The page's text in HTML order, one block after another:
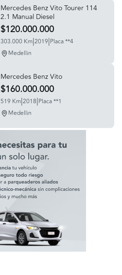
Mercedes Benz Vito Tourer 114
2.1 Manual Diesel
$120.000.000
303.000 Km|2019|Placa **4
Medellin
Mercedes Benz Vito
$160.000.000
519 Km|2018|Placa **1
Medellin